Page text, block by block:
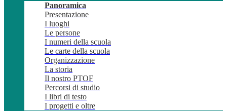
Panoramica
Presentazione
I luoghi
Le persone
I numeri della scuola
Le carte della scuola
Organizzazione
La storia
Il nostro PTOF
Percorsi di studio
I libri di testo
I progetti e oltre